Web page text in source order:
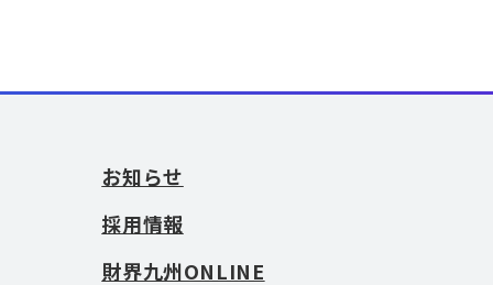
お知らせ
採用情報
財界九州ONLINE